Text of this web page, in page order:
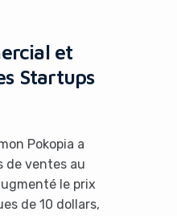
et
Startups
Pokopia a
de ventes au
le prix
de 10 dollars,